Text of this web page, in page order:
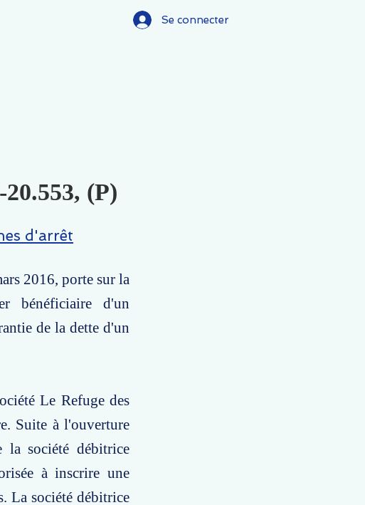
Se connecter
(P)
d'arrêt
2016, porte sur la
bénéficiaire d'un
de la dette d'un
Le Refuge des
Suite à l'ouverture
la société débitrice
à inscrire une
La société débitrice